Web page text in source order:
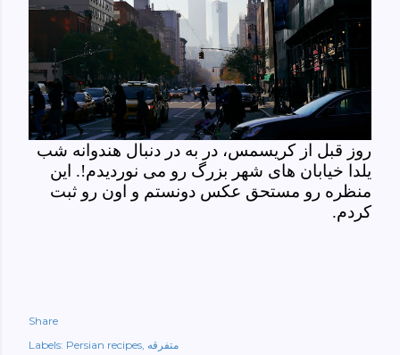
روز قبل از کریسمس، در به در دنبال هندوانه شب
یلدا خیابان های شهر بزرگ رو می نوردیدم!. این
منظره رو مستحق عکس دونستم و اون رو ثبت
کردم.
Share
Labels: Persian recipes متفرقه